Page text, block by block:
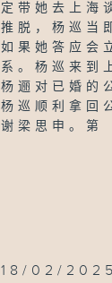
定带她去上海
推脱，杨巡当
如果她答应会
系。杨巡来到
杨逦对已婚的
杨巡顺利拿回
谢梁思申。第
18/02/2025